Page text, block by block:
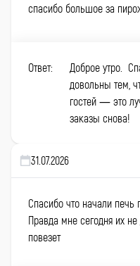
спасибо большое за
Ответ:
Доброе утро.
довольны тем,
гостей — это
заказы снова!
31.07.2026
Спасибо что начали печь
Правда мне сегодня их
повезет